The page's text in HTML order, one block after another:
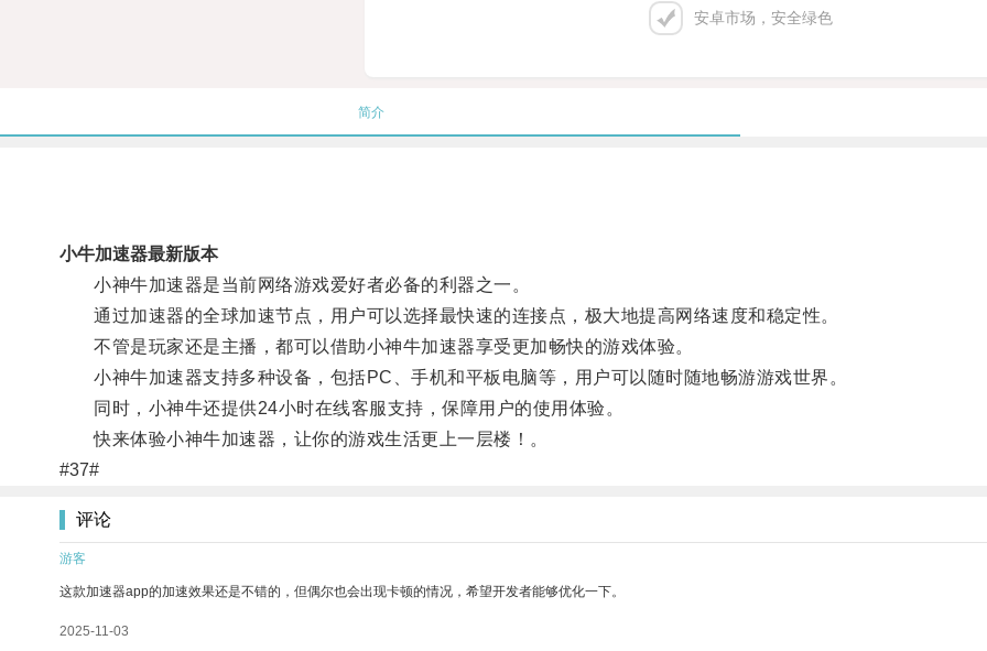
安卓市场，安全绿色
简介
小牛加速器最新版本
小神牛加速器是当前网络游戏爱好者必备的利器之一。
通过加速器的全球加速节点，用户可以选择最快速的连接点，极大地提高网络速度和稳定性。
不管是玩家还是主播，都可以借助小神牛加速器享受更加畅快的游戏体验。
小神牛加速器支持多种设备，包括PC、手机和平板电脑等，用户可以随时随地畅游游戏世界。
同时，小神牛还提供24小时在线客服支持，保障用户的使用体验。
快来体验小神牛加速器，让你的游戏生活更上一层楼！。
#37#
评论
游客
这款加速器app的加速效果还是不错的，但偶尔也会出现卡顿的情况，希望开发者能够优化一下。
2025-11-03